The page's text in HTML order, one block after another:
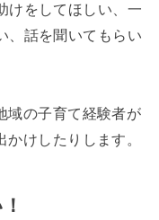
けをしてほしい、一
、話を聞いてもらい
域の子育て経験者が
けしたりします。